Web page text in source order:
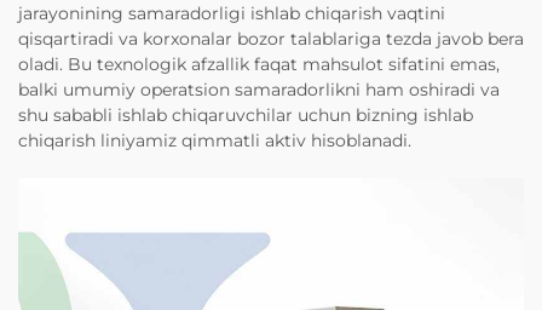
jarayonining samaradorligi ishlab chiqarish vaqtini
qisqartiradi va korxonalar bozor talablariga tezda javob bera
oladi. Bu texnologik afzallik faqat mahsulot sifatini emas,
balki umumiy operatsion samaradorlikni ham oshiradi va
shu sababli ishlab chiqaruvchilar uchun bizning ishlab
chiqarish liniyamiz qimmatli aktiv hisoblanadi.